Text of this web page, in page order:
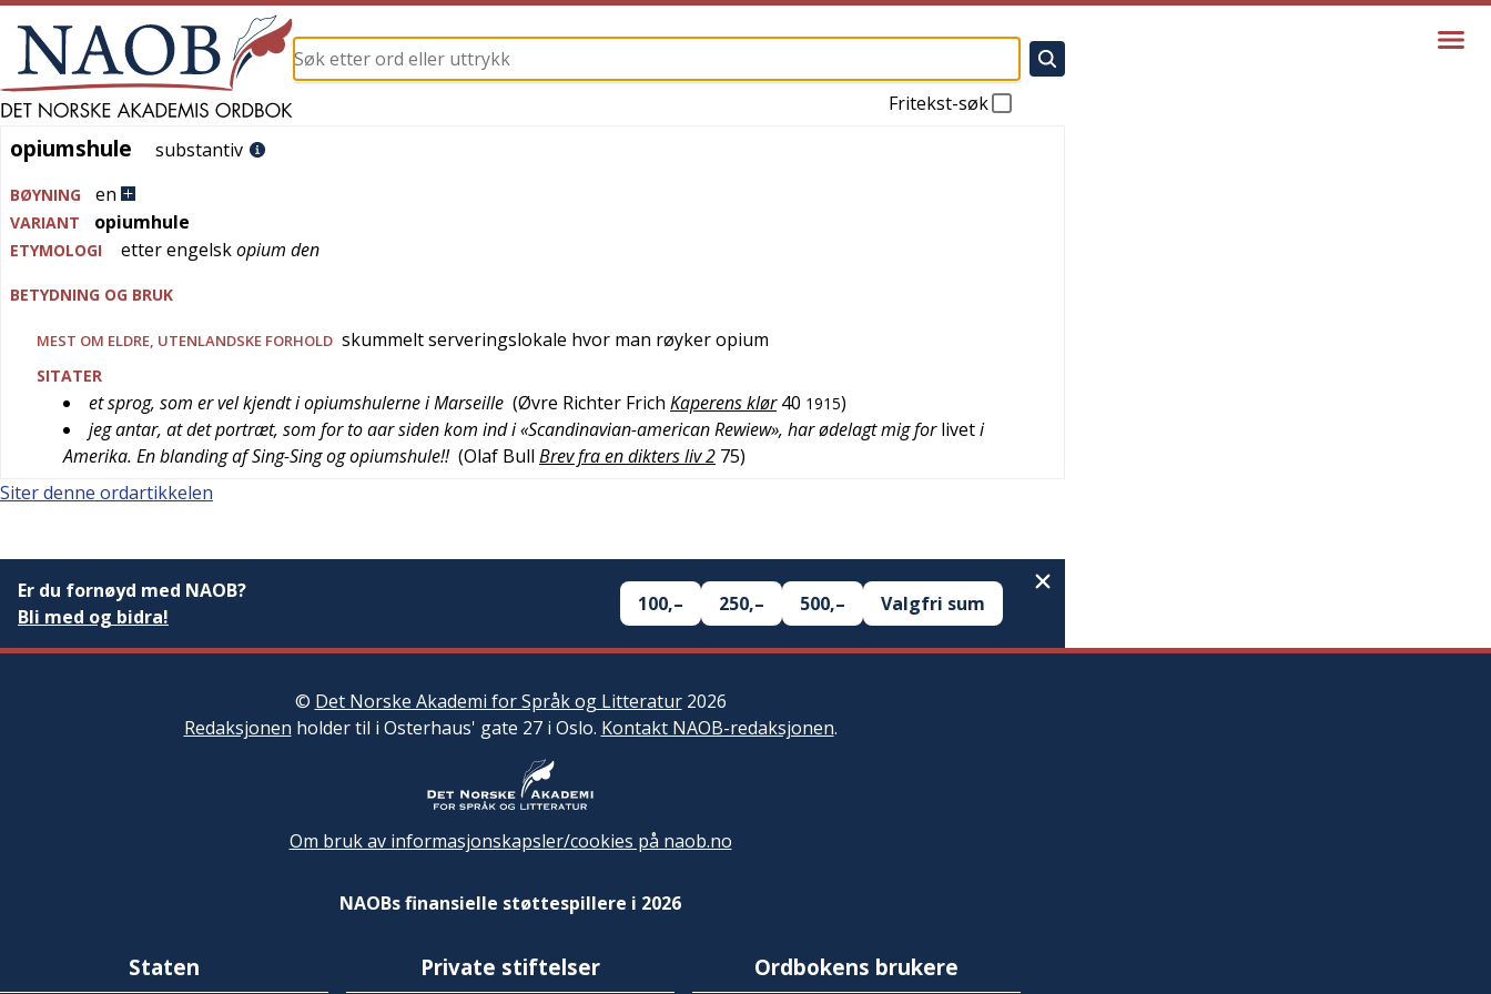
Fritekst-søk
opiumshule
opiumshule substantiv
BØYNING en
VARIANT opiumhule
ETYMOLOGI etterengelskopium den
BETYDNING OG BRUK
MEST OM ELDRE, UTENLANDSKE FORHOLD skummelt serveringslokale hvor man røyker opium
SITATER
et sprog, som er vel kjendt i opiumshulerne i Marseille (Øvre Richter Frich Kaperens klør 40 1915)
jeg antar, at det portræt, som for to aar siden kom ind i «Scandinavian-american Rewiew», har ødelagt mig forliveti
Amerika. En blanding af Sing-Sing og opiumshule!! (Olaf Bull Brev fra en dikters liv 2 75)
Siter denne ordartikkelen
Er du fornøyd med NAOB?
Bli med og bidra!
100,– 250,– 500,– Valgfri sum
© Det Norske Akademi for Språk og Litteratur2026
Redaksjonen holder til i Osterhaus' gate 27 i Oslo. Kontakt NAOB-redaksjonen.
Om bruk av informasjonskapsler/cookies på naob.no
NAOBs finansielle støttespillere i 2026
Staten Private stiftelser Ordbokens brukere